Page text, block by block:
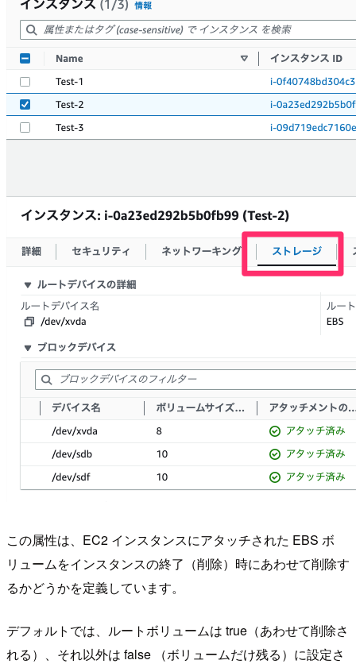
この属性は、EC2 インスタンスにアタッチされた EBS ボ
リュームをインスタンスの終了（削除）時にあわせて削除す
るかどうかを定義しています。
デフォルトでは、ルートボリュームは true（あわせて削除さ
れる）、それ以外は false （ボリュームだけ残る）に設定さ